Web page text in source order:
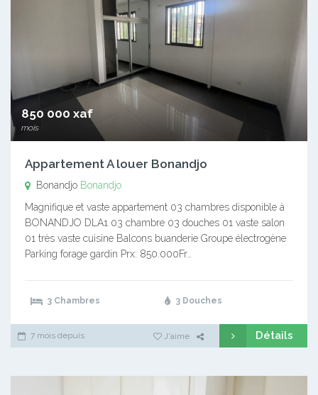
850 000 xaf
mois
Appartement A louer Bonandjo
Bonandjo Bonandjo
Magnifique et vaste appartement 03 chambres disponible à
BONANDJO DLA1 03 chambre 03 douches 01 vaste salon
01 très vaste cuisine Balcons buanderie Groupe électrogène
Parking forage gardin Prx: 850.000Fr…
3 Chambres 3 Douches
7 mois depuis J'aime Détails